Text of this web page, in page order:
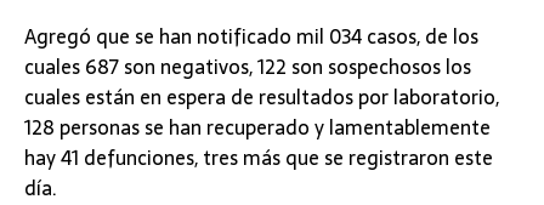
Agregó que se han notificado mil 034 casos, de los
cuales 687 son negativos, 122 son sospechosos los
cuales están en espera de resultados por laboratorio,
128 personas se han recuperado y lamentablemente
hay 41 defunciones, tres más que se registraron este
día.